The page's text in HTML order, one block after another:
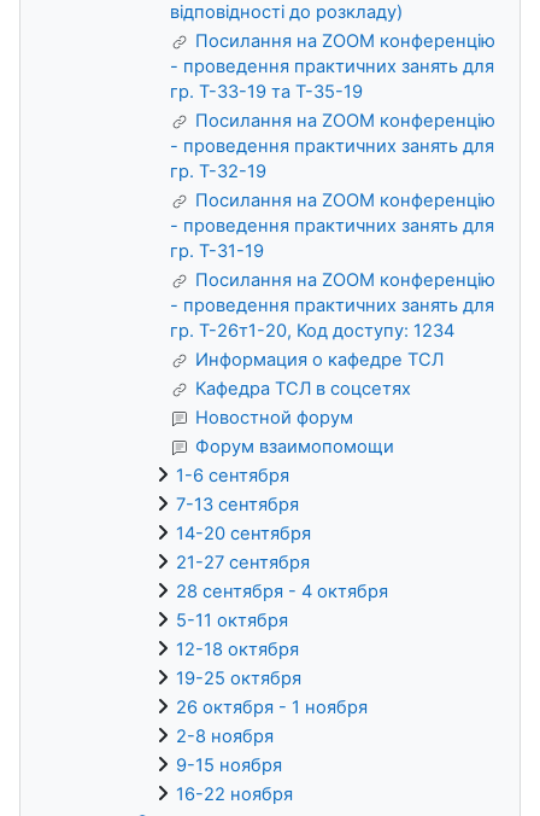
відповідності до розкладу)
Посилання на ZOOM конференцію
- проведення практичних занять для
гр. Т-33-19 та Т-35-19
Посилання на ZOOM конференцію
- проведення практичних занять для
гр. Т-32-19
Посилання на ZOOM конференцію
- проведення практичних занять для
гр. Т-31-19
Посилання на ZOOM конференцію
- проведення практичних занять для
гр. Т-26т1-20, Код доступу: 1234
Информация о кафедре ТСЛ
Кафедра ТСЛ в соцсетях
Новостной форум
Форум взаимопомощи
1-6 сентября
7-13 сентября
14-20 сентября
21-27 сентября
28 сентября - 4 октября
5-11 октября
12-18 октября
19-25 октября
26 октября - 1 ноября
2-8 ноября
9-15 ноября
16-22 ноября